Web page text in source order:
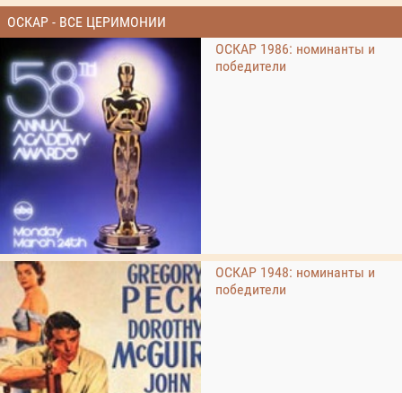
ОСКАР - ВСЕ ЦЕРИМОНИИ
ОСКАР 1986: номинанты и
победители
ОСКАР 1948: номинанты и
победители